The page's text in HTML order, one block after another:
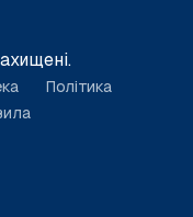
Політика